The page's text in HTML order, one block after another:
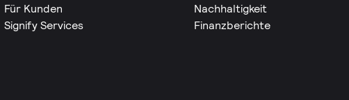
Für Kunden
Signify Services
Nachhaltigkeit
Finanzberichte